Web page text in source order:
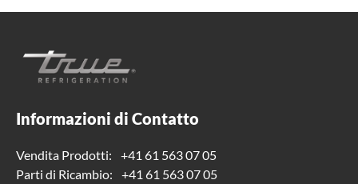
Informazioni di Contatto
Vendita Prodotti:
+41 61 563 07 05
Parti di Ricambio:
+41 61 563 07 05